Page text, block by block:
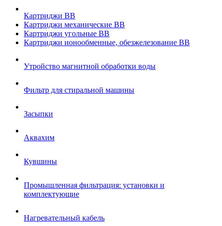
Картриджи ВВ
Картриджи механические ВВ
Картриджи угольные ВВ
Картриджи ионообменные, обезжелезование ВВ
Утройство магнитной обработки воды
Фильтр для стиральной машины
Засыпки
Аквахим
Кувшины
Промышленная фильтрация: установки и
комплектующие
Нагревательный кабель